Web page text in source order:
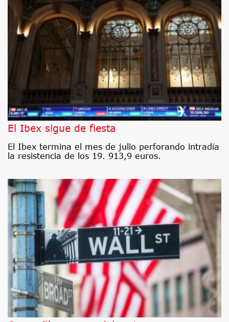
El Ibex sigue de fiesta
El Ibex termina el mes de julio perforando intradía
la resistencia de los 19. 913,9 euros.